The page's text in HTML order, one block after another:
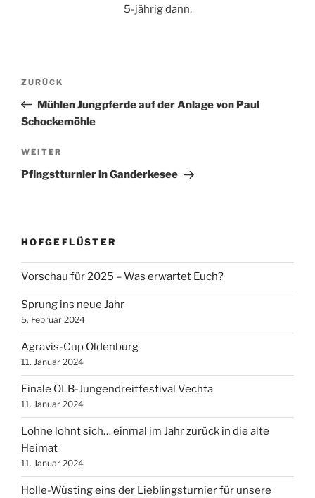
5-jährig dann.
Beitragsnavigation
Vorheriger
Beitrag
ZURÜCK
Mühlen Jungpferde auf der Anlage von Paul
Schockemöhle
Nächster
Beitrag
WEITER
Pfingstturnier in Ganderkesee
HOFGEFLÜSTER
Vorschau für 2025 – Was erwartet Euch?
Sprung ins neue Jahr
5. Februar 2024
Agravis-Cup Oldenburg
11. Januar 2024
Finale OLB-Jungendreitfestival Vechta
11. Januar 2024
Lohne lohnt sich… einmal im Jahr zurück in die alte
Heimat
11. Januar 2024
Holle-Wüsting eins der Lieblingsturnier für unsere